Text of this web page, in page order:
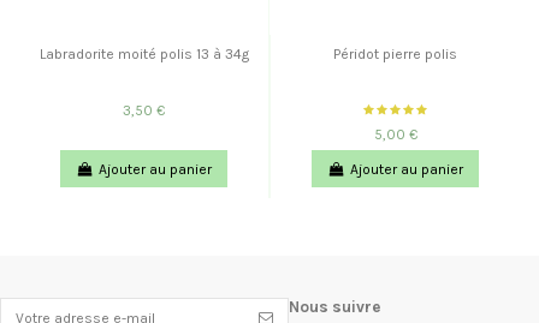
Labradorite moité polis 13 à 34g
3,50 €
Ajouter au panier
Péridot pierre polis
5,00 €
Ajouter au panier
Nous suivre